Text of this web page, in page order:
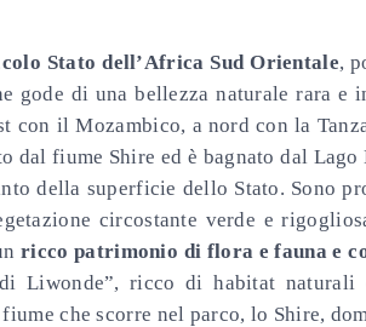
Stato dell’Africa Sud Orientale,
gode di una bellezza naturale rara e
con il Mozambico, a nord con la
dal fiume Shire ed è bagnato dal
della superficie dello Stato. Sono
circostante verde e
ricco patrimonio di flora e fauna e
di Liwonde”, ricco di habitat
che scorre nel parco, lo Shire,